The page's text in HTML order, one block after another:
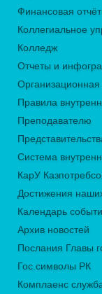
Финансовая
Коллегиальное
Колледж
Отчеты и
Организационная
Правила
Преподавателю
Система
КарУ
Достижения
Календарь
Архив новостей
Послания Главы
Гос.символы РК
Комплаенс